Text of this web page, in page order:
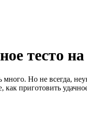
тесто
Но не всегда,
приготовить